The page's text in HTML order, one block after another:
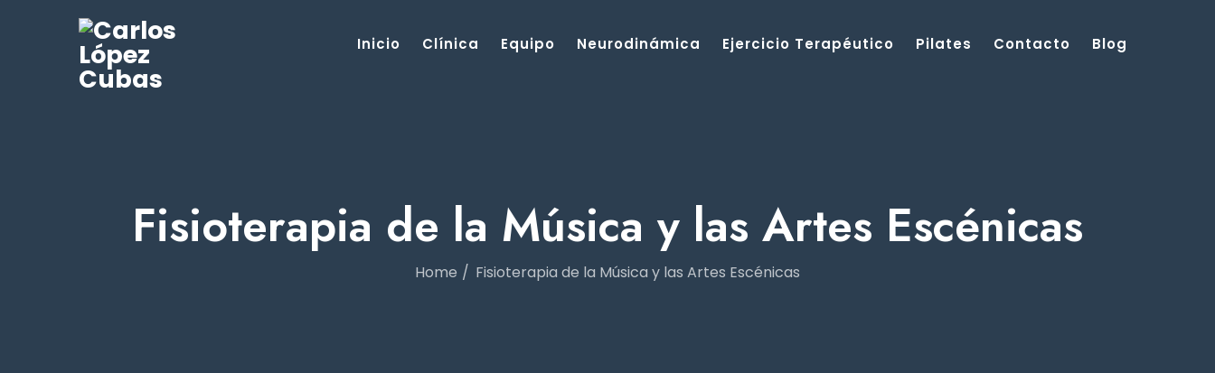
Inicio Clínica Equipo Neurodinámica Ejercicio Terapéutico Pilates Contacto Blog
Fisioterapia de la Música y las Artes Escénicas
Home Fisioterapia de la Música y las Artes Escénicas